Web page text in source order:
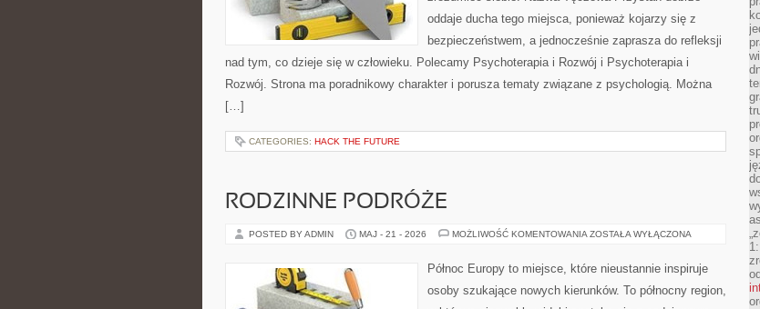
oddaje ducha tego miejsca, ponieważ kojarzy się z
bezpieczeństwem, a jednocześnie zaprasza do refleksji
nad tym, co dzieje się w człowieku. Polecamy Psychoterapia i Rozwój i Psychoterapia i
Rozwój. Strona ma poradnikowy charakter i porusza tematy związane z psychologią. Można
[…]
CATEGORIES: HACK THE FUTURE
RODZINNE PODRÓŻE
POSTED BY ADMIN MAJ - 21 - 2026 MOŻLIWOŚĆ KOMENTOWANIA RODZINNE
ZOSTAŁA WYŁĄCZONA
Północ Europy to miejsce, które nieustannie inspiruje
osoby szukające nowych kierunków. To północny region,